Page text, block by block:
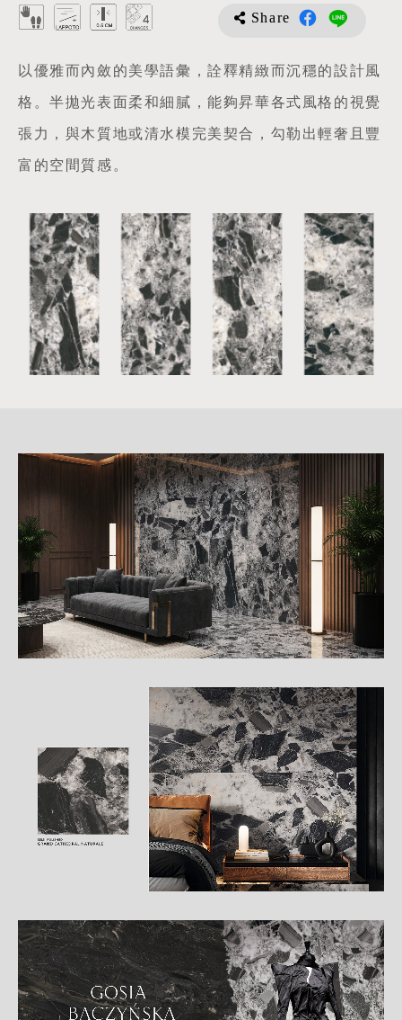
Share
以優雅而內斂的美學語彙，詮釋精緻而沉穩的設計風
格。半拋光表面柔和細膩，能夠昇華各式風格的視覺
張力，與木質地或清水模完美契合，勾勒出輕奢且豐
富的空間質感。
詳
細
介
紹